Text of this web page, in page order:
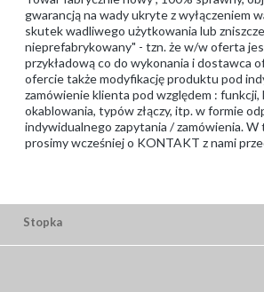
gwarancją na wady ukryte z wyłączeniem
skutek wadliwego użytkowania lub
nieprefabrykowany" - tzn. że w/w oferta
przykładową co do wykonania i dostawca
ofercie także modyfikację produktu pod
zamówienie klienta pod względem : funkcji,
okablowania, typów złączy, itp. w formie
indywidualnego zapytania / zamówienia.
prosimy wcześniej o KONTAKT z nami
Stopka